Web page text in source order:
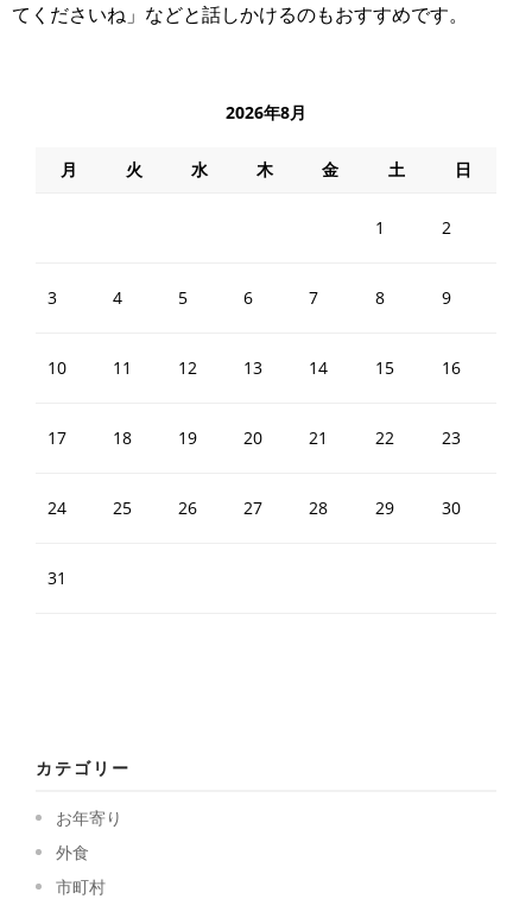
てくださいね」などと話しかけるのもおすすめです。
2026年8月
月 火 水 木 金 土 日
1 2
3 4 5 6 7 8 9
10 11 12 13 14 15 16
17 18 19 20 21 22 23
24 25 26 27 28 29 30
31
カテゴリー
お年寄り
外食
市町村